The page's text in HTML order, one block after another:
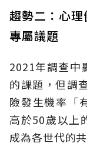
趨勢二：心
專屬議題
2021年調查中
的課題，但調
險發生機率「
高於50歲以上
成為各世代的